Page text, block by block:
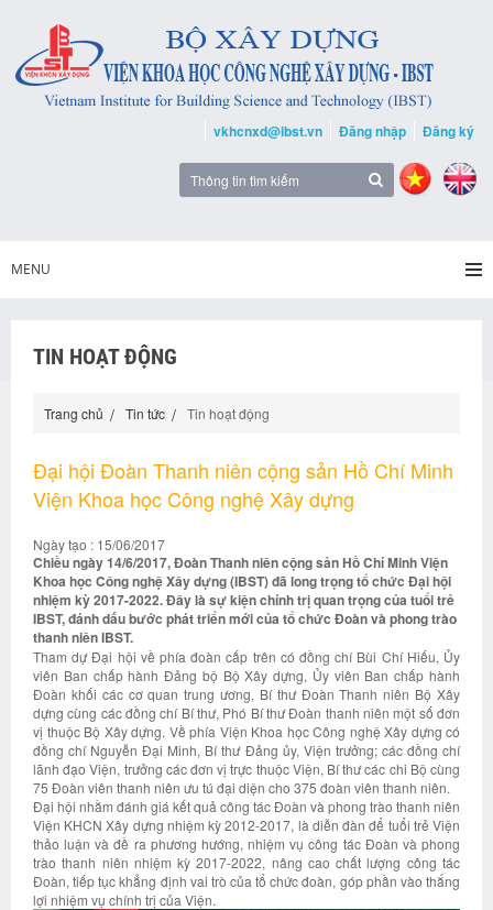
vkhcnxd@ibst.vn Đăng nhập Đăng ký
MENU
TIN HOẠT ĐỘNG
Trang chủ Tin tức Tin hoạt động
Đại hội Đoàn Thanh niên cộng sản Hồ Chí Minh
Viện Khoa học Công nghệ Xây dựng
Ngày tạo : 15/06/2017
Chiều ngày 14/6/2017, Đoàn Thanh niên cộng sản Hồ Chí Minh Viện
Khoa học Công nghệ Xây dựng (IBST) đã long trọng tổ chức Đại hội
nhiệm kỳ 2017-2022. Đây là sự kiện chính trị quan trọng của tuổi trẻ
IBST, đánh dấu bước phát triển mới của tổ chức Đoàn và phong trào
thanh niên IBST.
Tham dự Đại hội về phía đoàn cấp trên có đồng chí Bùi Chí Hiếu, Ủy
viên Ban chấp hành Đảng bộ Bộ Xây dựng, Ủy viên Ban chấp hành
Đoàn khối các cơ quan trung ương, Bí thư Đoàn Thanh niên Bộ Xây
dựng cùng các đồng chí Bí thư, Phó Bí thư Đoàn thanh niên một số đơn
vị thuộc Bộ Xây dựng. Về phía Viện Khoa học Công nghệ Xây dựng có
đồng chí Nguyễn Đại Minh, Bí thư Đảng ủy, Viện trưởng; các đồng chí
lãnh đạo Viện, trưởng các đơn vị trực thuộc Viện, Bí thư các chi Bộ cùng
75 Đoàn viên thanh niên ưu tú đại diện cho 375 đoàn viên thanh niên.
Đại hội nhằm đánh giá kết quả công tác Đoàn và phong trào thanh niên
Viện KHCN Xây dựng nhiệm kỳ 2012-2017, là diễn đàn để tuổi trẻ Viện
thảo luận và đề ra phương hướng, nhiệm vụ công tác Đoàn và phong
trào thanh niên nhiệm kỳ 2017-2022, nâng cao chất lượng công tác
Đoàn, tiếp tục khẳng định vai trò của tổ chức đoàn, góp phần vào thắng
lợi nhiệm vụ chính trị của Viện.